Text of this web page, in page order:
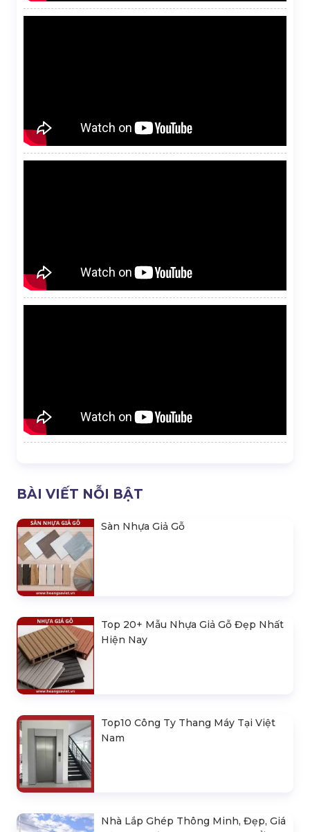
BÀI VIẾT NỖI BẬT
Sàn Nhựa Giả Gỗ
Top 20+ Mẫu Nhựa Giả Gỗ Đẹp Nhất
Hiện Nay
Top10 Công Ty Thang Máy Tại Việt
Nam
Nhà Lắp Ghép Thông Minh, Đẹp, Giá